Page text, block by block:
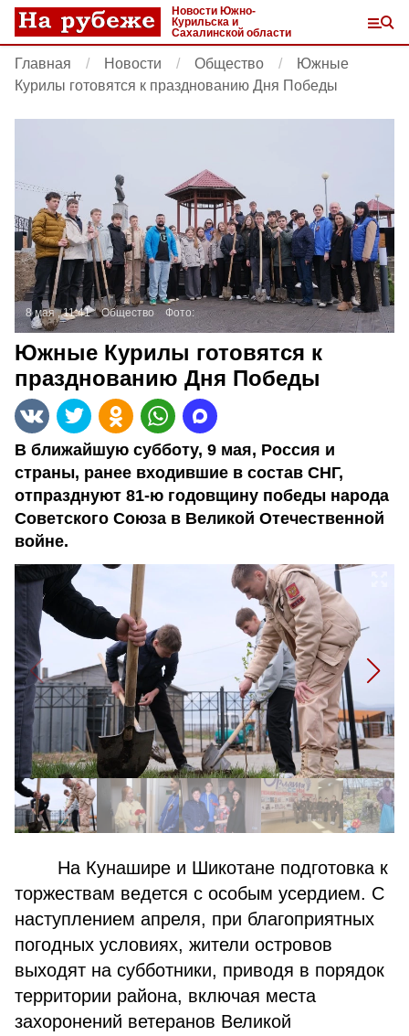
Новости Южно-
Курильска и
Сахалинской области
Главная Новости Общество
Южные
Курилы готовятся к празднованию Дня Победы
8 мая , 11:41 Общество Фото:
Южные Курилы готовятся к
празднованию Дня Победы
В ближайшую субботу, 9 мая, Россия и
страны, ранее входившие в состав СНГ,
отпразднуют 81-ю годовщину победы народа
Советского Союза в Великой Отечественной
войне.
На Кунашире и Шикотане подготовка к
торжествам ведется с особым усердием. С
наступлением апреля, при благоприятных
погодных условиях, жители островов
выходят на субботники, приводя в порядок
территории района, включая места
захоронений ветеранов Великой